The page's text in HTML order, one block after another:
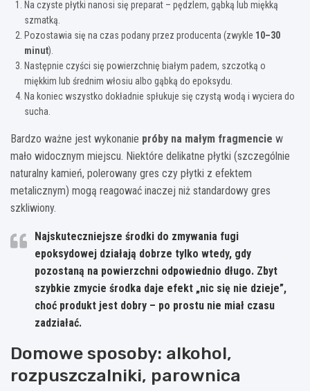
Na czyste płytki nanosi się preparat – pędzlem, gąbką lub miękką
szmatką.
Pozostawia się na czas podany przez producenta (zwykle 10–30
minut).
Następnie czyści się powierzchnię białym padem, szczotką o
miękkim lub średnim włosiu albo gąbką do epoksydu.
Na koniec wszystko dokładnie spłukuje się czystą wodą i wyciera do
sucha.
Bardzo ważne jest wykonanie próby na małym fragmencie w
mało widocznym miejscu. Niektóre delikatne płytki (szczególnie
naturalny kamień, polerowany gres czy płytki z efektem
metalicznym) mogą reagować inaczej niż standardowy gres
szkliwiony.
Najskuteczniejsze środki do zmywania fugi
epoksydowej działają dobrze tylko wtedy, gdy
pozostaną na powierzchni odpowiednio długo. Zbyt
szybkie zmycie środka daje efekt „nic się nie dzieje”,
choć produkt jest dobry – po prostu nie miał czasu
zadziałać.
Domowe sposoby: alkohol,
rozpuszczalniki, parownica